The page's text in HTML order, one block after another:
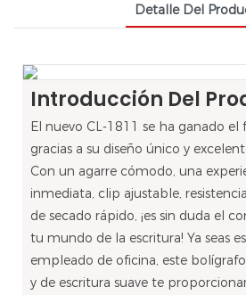
Detalle Del
Introducción Del
El nuevo CL-1811 se ha ganado el
gracias a su diseño único y
Con un agarre cómodo, una
inmediata, clip ajustable,
de secado rápido, ¡es sin duda el
tu mundo de la escritura! Ya seas
empleado de oficina, este
y de escritura suave te